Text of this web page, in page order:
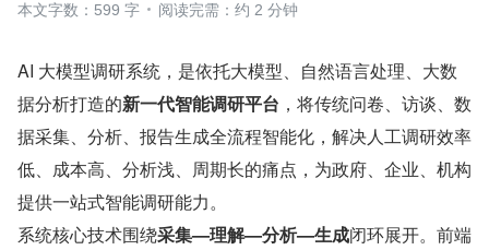
本文字数：599 字
阅读完需：约 2 分钟
AI 大模型调研系统，是依托大模型、自然语言处理、大数
据分析打造的新一代智能调研平台 ，将传统问卷、访谈、数
据采集、分析、报告生成全流程智能化，解决人工调研效率
低、成本高、分析浅、周期长的痛点，为政府、企业、机构
提供一站式智能调研能力。
系统核心技术围绕采集—理解—分析—生成闭环展开。前端